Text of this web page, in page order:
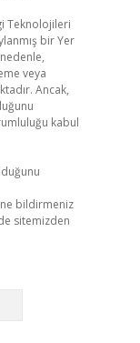
Teknolojileri
bir Yer
veya
Ancak,
kabul
bildirmeniz
sitemizden